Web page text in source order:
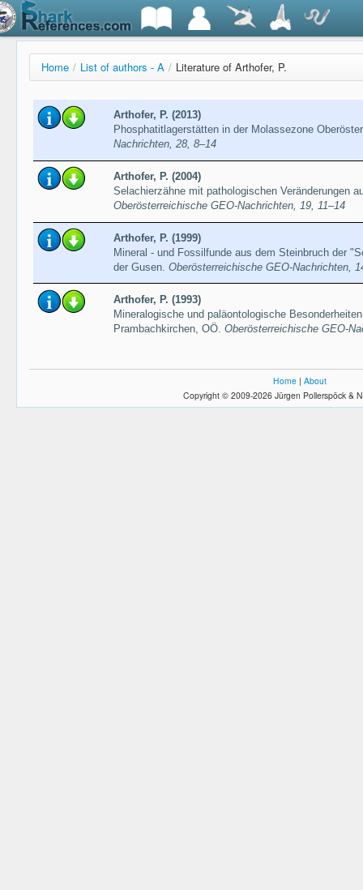
Home / List of authors - A / Literature of Arthofer, P.
Arthofer, P. (2013)
Phosphatitlagerstätten in der Molassezone
Nachrichten, 28, 8–14
Arthofer, P. (2004)
Selachierzähne mit pathologischen Veränderungen
Oberösterreichische GEO-Nachrichten, 19, 11–14
Arthofer, P. (1999)
Mineral - und Fossilfunde aus dem Steinbruch der
der Gusen. Oberösterreichische GEO-Nachrichten,
Arthofer, P. (1993)
Mineralogische und paläontologische
Prambachkirchen, OÖ. Oberösterreichische GEO-
Home | About
Copyright © 2009-2026 Jürgen Pollerspöck &